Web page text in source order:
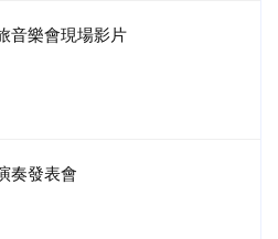
音樂會現場影片
奏發表會